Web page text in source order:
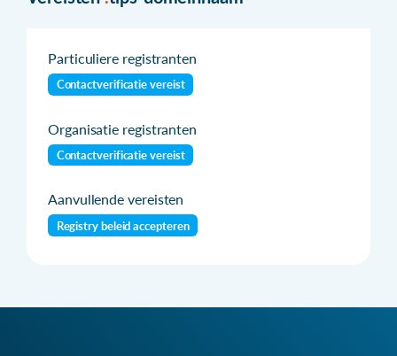
Particuliere registranten
Contactverificatie vereist
Organisatie registranten
Contactverificatie vereist
Aanvullende vereisten
Registry beleid accepteren